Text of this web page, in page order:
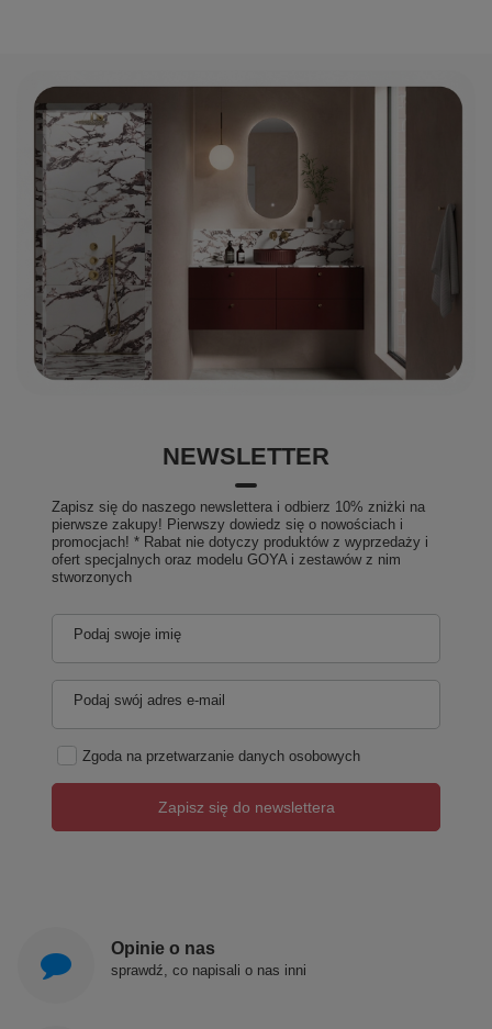
NEWSLETTER
Zapisz się do naszego newslettera i odbierz 10% zniżki na
pierwsze zakupy! Pierwszy dowiedz się o nowościach i
promocjach! * Rabat nie dotyczy produktów z wyprzedaży i
ofert specjalnych oraz modelu GOYA i zestawów z nim
stworzonych
Podaj swoje imię
Podaj swój adres e-mail
Zgoda na przetwarzanie danych osobowych
Zapisz się do newslettera
Opinie o nas
sprawdź, co napisali o nas inni